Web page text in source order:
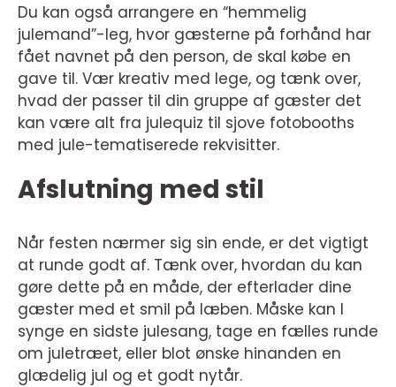
Du kan også arrangere en “hemmelig
julemand”-leg, hvor gæsterne på forhånd har
fået navnet på den person, de skal købe en
gave til. Vær kreativ med lege, og tænk over,
hvad der passer til din gruppe af gæster det
kan være alt fra julequiz til sjove fotobooths
med jule-tematiserede rekvisitter.
Afslutning med stil
Når festen nærmer sig sin ende, er det vigtigt
at runde godt af. Tænk over, hvordan du kan
gøre dette på en måde, der efterlader dine
gæster med et smil på læben. Måske kan I
synge en sidste julesang, tage en fælles runde
om juletræet, eller blot ønske hinanden en
glædelig jul og et godt nytår.